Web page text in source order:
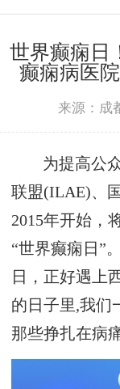
世界癫痫日
癫痫病医
来源：成
为提高公
联盟(ILAE)、
2015年开始，
“世界癫痫日”
日，正好遇上
的日子里,我们
那些挣扎在病